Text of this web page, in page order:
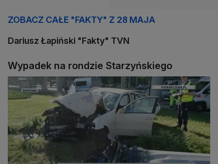
ZOBACZ CAŁE "FAKTY" Z 28 MAJA
Dariusz Łapiński "Fakty" TVN
Wypadek na rondzie Starzyńskiego